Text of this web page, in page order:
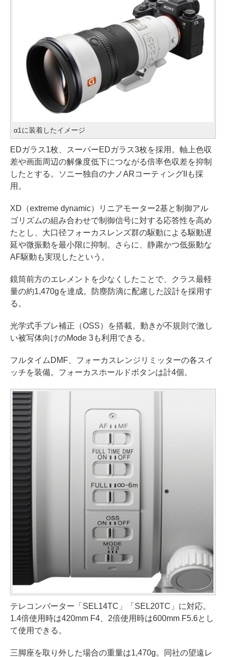
α1に装着したイメージ
EDガラス1枚、スーパーEDガラス3枚を採用。軸上色収
差や画面周辺の解像度低下につながる倍率色収差を抑制
したとする。ソニー独自のナノARコーティングIIも採
用。
XD（extreme dynamic）リニアモーター2基と制御アル
ゴリズムの組み合わせで制御信号に対する応答性を高め
たとし、大口径フォーカスレンズ群の駆動による駆動遅
延や微振動を最小限に抑制。さらに、静粛かつ低振動な
AF駆動も実現したという。
鏡筒前方のエレメントを少なくしたことで、クラス最軽
量の約1,470gを達成。防塵防滴に配慮した設計を採用す
る。
光学式手ブレ補正（OSS）を搭載。動きが不規則で激し
い被写体向けのMode 3も利用できる。
フルタイムDMF、フォーカスレンジリミッターの各スイ
ッチを装備。フォーカスホールドボタンは計4個。
テレコンバーター「SEL14TC」「SEL20TC」に対応。
1.4倍使用時は420mm F4、2倍使用時は600mm F5.6とし
て使用できる。
三脚座を取り外した場合の重量は1,470g。同社の望遠レ